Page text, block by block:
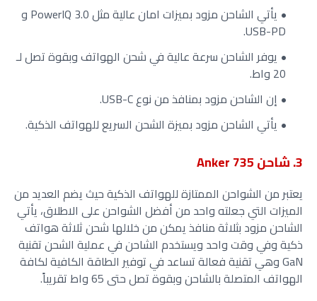
يأتي الشاحن مزود بميزات امان عالية مثل PowerIQ 3.0 و
USB-PD.
يوفر الشاحن سرعة عالية في شحن الهواتف وبقوة تصل لـ
20 واط.
إن الشاحن مزود بمنافذ من نوع USB-C.
يأتي الشاحن مزود بميزة الشحن السريع للهواتف الذكية.
3. شاحن Anker 735
يعتبر من الشواحن الممتازة للهواتف الذكية حيث يضم العديد من
الميزات التي جعلته واحد من أفضل الشواحن على الاطلاق، يأتي
الشاحن مزود بثلاثة منافذ يمكن من خلالها شحن ثلاثة هواتف
ذكية وفي وقت واحد ويستخدم الشاحن في عملية الشحن تقنية
GaN وهي تقنية فعالة تساعد في توفير الطاقة الكافية لكافة
الهواتف المتصلة بالشاحن وبقوة تصل حتى 65 واط تقريباً.